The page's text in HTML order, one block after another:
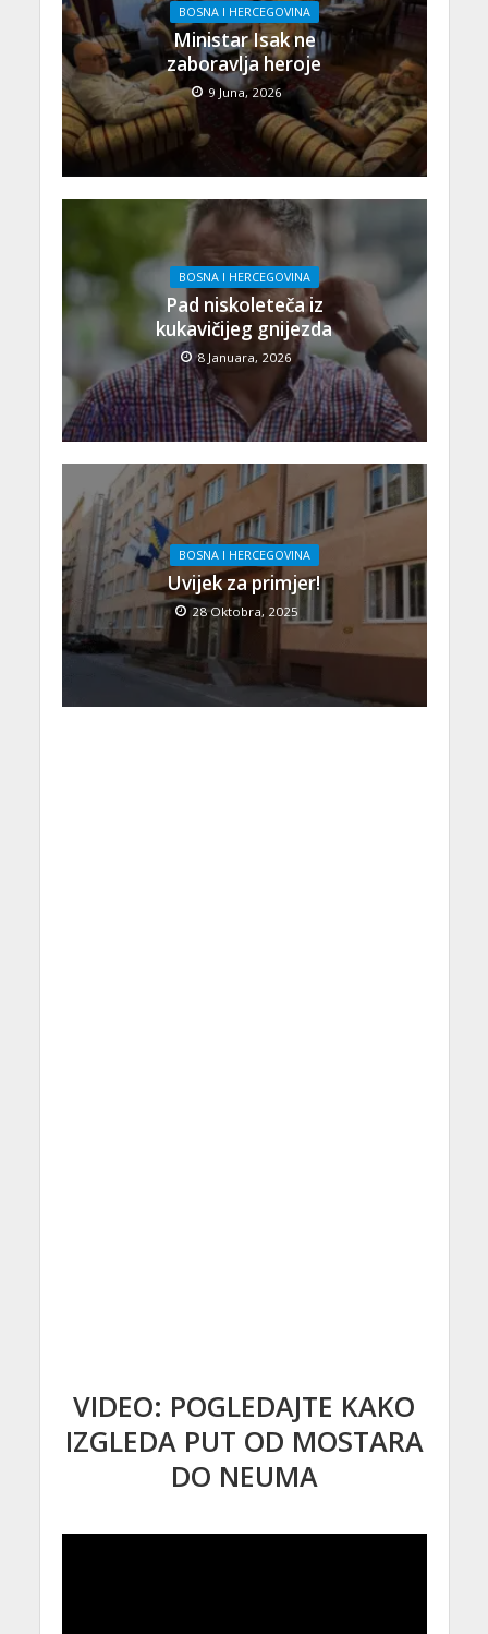
BOSNA I HERCEGOVINA
Ministar Isak ne
zaboravlja heroje
9 Juna, 2026
BOSNA I HERCEGOVINA
Pad niskoleteča iz
kukavičijeg gnijezda
8 Januara, 2026
BOSNA I HERCEGOVINA
Uvijek za primjer!
28 Oktobra, 2025
VIDEO: POGLEDAJTE KAKO
IZGLEDA PUT OD MOSTARA
DO NEUMA